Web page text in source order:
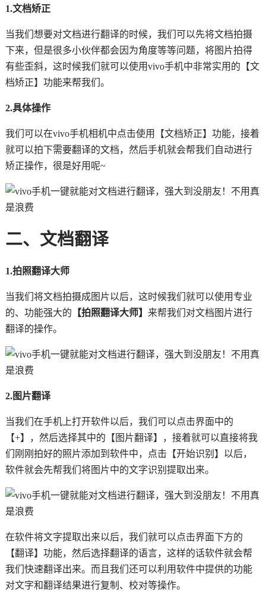
1.文档矫正
当我们想要对文档进行翻译的时候，我们可以先将文档拍摄
下来，但是很多小伙伴都会因为角度等等问题，将图片拍得
有些歪斜，这时候我们就可以使用vivo手机中非常实用的【文
档矫正】功能来帮我们。
2.具体操作
我们可以在vivo手机相机中点击使用【文档矫正】功能，接着
就可以拍下需要翻译的文档，然后手机就会帮我们自动进行
矫正操作，很是好用呢~
二、文档翻译
1.拍照翻译大师
当我们将文档拍摄成图片以后，这时候我们就可以使用专业
的、功能强大的 【拍照翻译大师】 来帮我们对文档图片进行
翻译的操作。
2.图片翻译
当我们在手机上打开软件以后，我们可以点击界面中的
【+】，然后选择其中的【图片翻译】，接着就可以直接将我
们刚刚拍好的照片添加到软件中，点击【开始识别】以后，
软件就会先帮我们将图片中的文字识别提取出来。
在软件将文字提取出来以后，我们就可以点击界面下方的
【翻译】功能，然后选择翻译的语言，这样的话软件就会帮
我们快速翻译出来。而且我们还可以利用软件中提供的功能
对文字和翻译结果进行复制、校对等操作。